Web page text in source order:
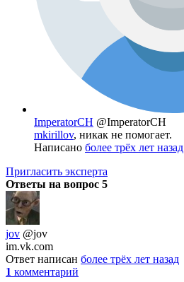
ImperatorCH @ImperatorCH
mkirillov, никак не помогает.
Написано более трёх лет назад
Пригласить эксперта
Ответы на вопрос 5
jov @jov
im.vk.com
Ответ написан более трёх лет назад
1 комментарий